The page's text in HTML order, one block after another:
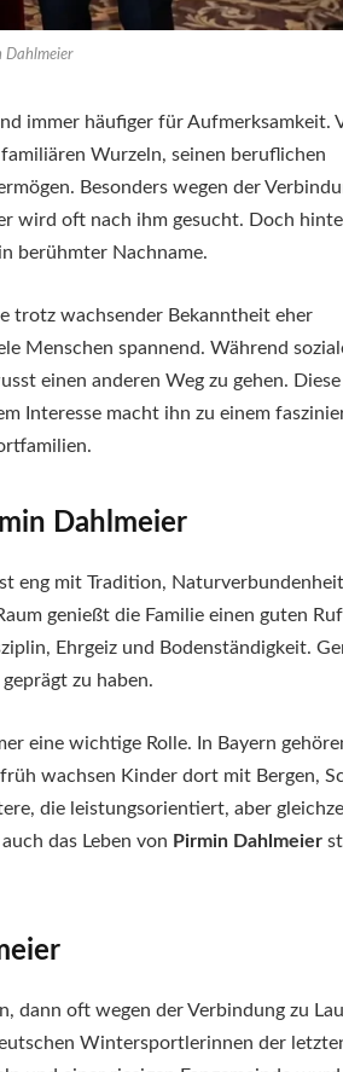
Dahlmeier
immer häufiger für Aufmerksamkeit.
Wurzeln, seinen beruflichen
Besonders wegen der
wird oft nach ihm gesucht. Doch
berühmter Nachname.
trotz wachsender Bekanntheit eher
Menschen spannend. Während
einen anderen Weg zu gehen.
Interesse macht ihn zu einem
Dahlmeier
eng mit Tradition,
genießt die Familie einen guten
Ehrgeiz und Bodenständigkeit.
geprägt zu haben.
eine wichtige Rolle. In Bayern
wachsen Kinder dort mit Bergen,
die leistungsorientiert, aber
das Leben von Pirmin Dahlmeier
dann oft wegen der Verbindung zu
Wintersportlerinnen der